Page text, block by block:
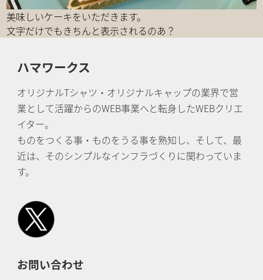
美味しいケーキをいただきます。
文字だけでもきちんと表示されるのあ？
ハマワークス
オリジナルTシャツ・オリジナルキャップの業界で営
業として活躍からのWEB事業へと転身したWEBクリエ
イター。
ものをつくる事・ものをうる事を熟知し、そして、最
近は、そのシンプルなインフラづくりに関わっていま
す。
お問い合わせ